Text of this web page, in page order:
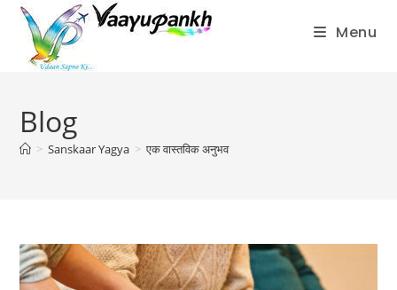
content
Menu
Blog
> Sanskaar Yagya > एक वास्तविक अनुभव